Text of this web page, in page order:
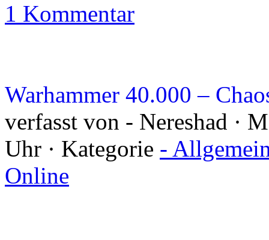
1 Kommentar
Warhammer 40.000 –
verfasst von - Nereshad ·
Uhr · Kategorie -
Online